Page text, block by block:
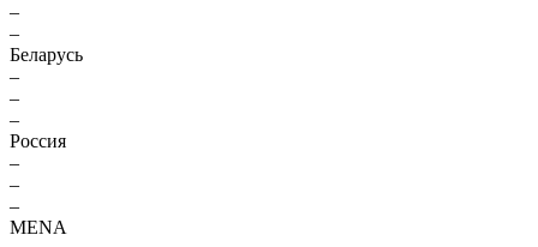
–
–
Беларусь
–
–
–
Россия
–
–
–
MENA